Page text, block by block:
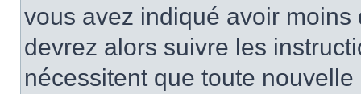
vous avez indiqué avoir moins
devrez alors suivre les
nécessitent que toute